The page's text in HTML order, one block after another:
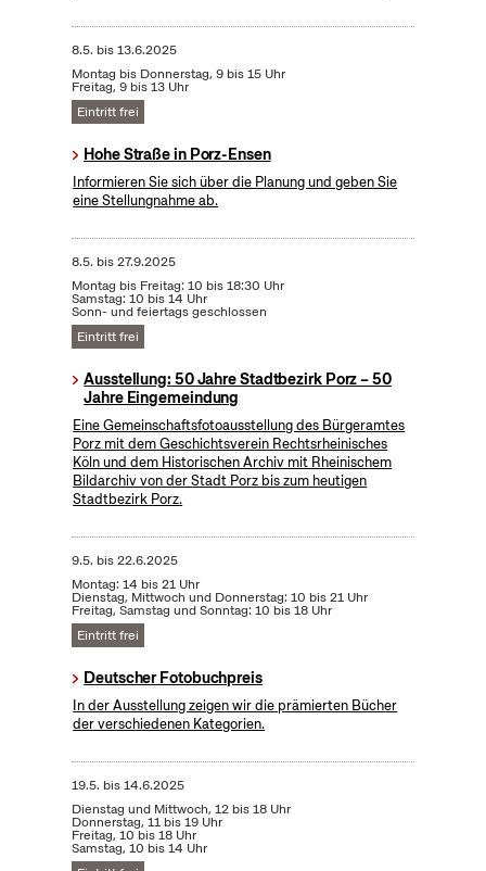
8.5. bis13.6.2025
Montag bis Donnerstag, 9 bis 15 Uhr
Freitag, 9 bis 13 Uhr
Eintritt frei
Hohe Straße in Porz-Ensen
Informieren Sie sich über die Planung und geben Sie
eine Stellungnahme ab.
8.5. bis27.9.2025
Montag bis Freitag: 10 bis 18:30 Uhr
Samstag: 10 bis 14 Uhr
Sonn- und feiertags geschlossen
Eintritt frei
Ausstellung: 50 Jahre Stadtbezirk Porz – 50
Jahre Eingemeindung
Eine Gemeinschaftsfotoausstellung des Bürgeramtes
Porz mit dem Geschichtsverein Rechtsrheinisches
Köln und dem Historischen Archiv mit Rheinischem
Bildarchiv von der Stadt Porz bis zum heutigen
Stadtbezirk Porz.
9.5. bis22.6.2025
Montag: 14 bis 21 Uhr
Dienstag, Mittwoch und Donnerstag: 10 bis 21 Uhr
Freitag, Samstag und Sonntag: 10 bis 18 Uhr
Eintritt frei
Deutscher Fotobuchpreis
In der Ausstellung zeigen wir die prämierten Bücher
der verschiedenen Kategorien.
19.5. bis14.6.2025
Dienstag und Mittwoch, 12 bis 18 Uhr
Donnerstag, 11 bis 19 Uhr
Freitag, 10 bis 18 Uhr
Samstag, 10 bis 14 Uhr